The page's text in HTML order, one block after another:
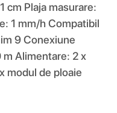
cm Plaja masurare:
1 mm/h Compatibil
9 Conexiune
Alimentare: 2 x
modul de ploaie